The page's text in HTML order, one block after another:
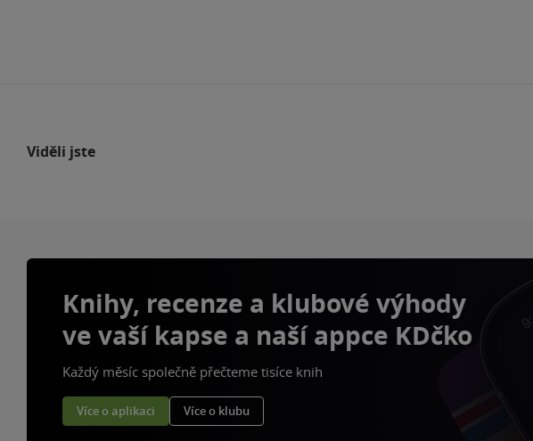
Viděli jste
Knihy, recenze a klubové výhody
ve vaší kapse a naší appce KDčko
Každý měsíc společně přečteme tisíce knih
Více o aplikaci Více o klubu